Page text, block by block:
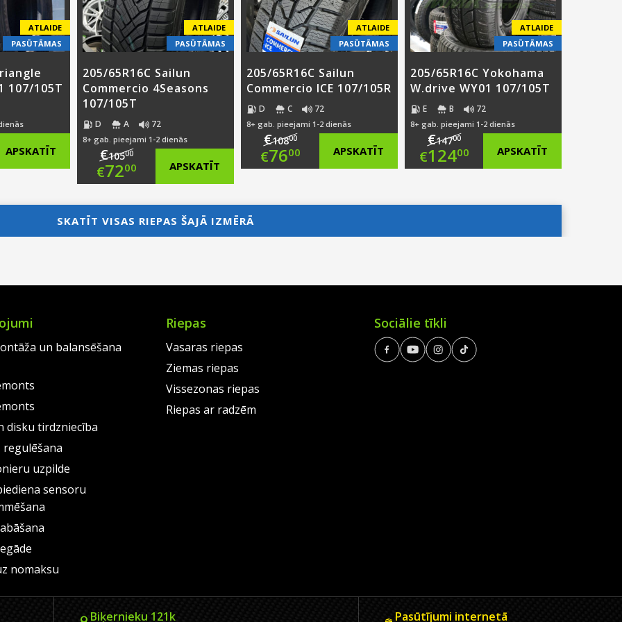
ATLAIDE
PASŪTĀMAS
107/105T
APSKATĪT
ATLAIDE
PASŪTĀMAS
205/65R16C Sailun
Commercio 4Seasons
107/105T
D A 72
8+ gab. pieejami 1-2 dienās
€10500
Original
was:
€7200
price
APSKATĪT
ATLAIDE
PASŪTĀMAS
205/65R16C Sailun
Commercio ICE 107/105R
D C 72
8+ gab. pieejami 1-2 dienās
€10800
Original
was:
€108.00.
€7600
price
is:
APSKATĪT
ATLAIDE
PASŪTĀMAS
205/65R16C Yokohama
W.drive WY01 107/105T
E B 72
8+ gab. pieejami 1-2 dienās
€14700
Original
was:
€147.00.
€12400
price
is:
APSKATĪT
SKATĪT VISAS RIEPAS ŠAJĀ IZMĒRĀ
un balansēšana
disku tirdzniecība
regulēšana
uzpilde
sensoru
nomaksu
Riepas
Vasaras riepas
Ziemas riepas
Vissezonas riepas
Riepas ar radzēm
Sociālie tīkli
Biķernieku 121k Pasūtījumi internetā